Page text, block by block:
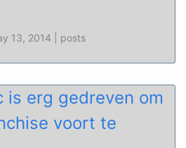
13, 2014 | posts
is erg gedreven om
voort te